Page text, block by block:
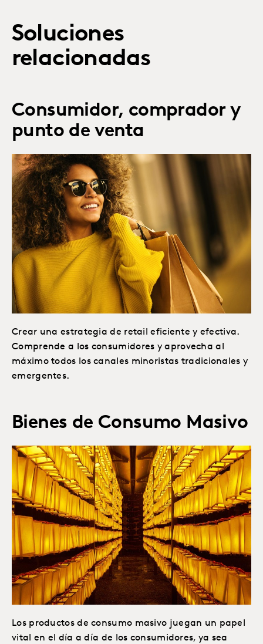
Soluciones
relacionadas
Consumidor, comprador y
punto de venta
Crear una estrategia de retail eficiente y efectiva.
Comprende a los consumidores y aprovecha al
máximo todos los canales minoristas tradicionales y
emergentes.
Bienes de Consumo Masivo
Los productos de consumo masivo juegan un papel
vital en el día a día de los consumidores, ya sea